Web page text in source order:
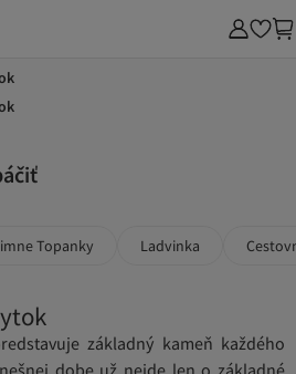
Topanky Ladvinka
základný kameň každého
dobe už nejde len o základné